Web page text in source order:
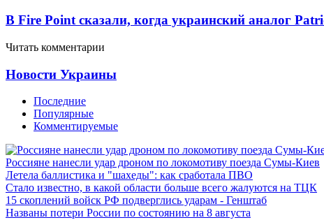
В Fire Point сказали, когда украинский аналог
Читать комментарии
Новости Украины
Последние
Популярные
Комментируемые
Россияне нанесли удар дроном по локомотиву поезда Сумы-Киев
Летела баллистика и "шахеды": как сработала ПВО
Стало известно, в какой области больше всего жалуются на ТЦК
15 скоплений войск РФ подверглись ударам - Генштаб
Названы потери России по состоянию на 8 августа